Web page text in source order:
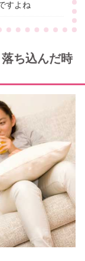
すよね
ち込んだ時